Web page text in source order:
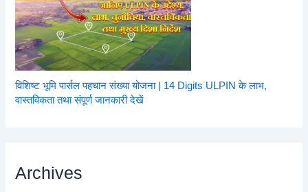
विशिष्ट भूमि पार्सल पहचान संख्या योजना | 14 Digits ULPIN के लाभ,
वास्तविकता तथा संपूर्ण जानकारी देखें
Archives